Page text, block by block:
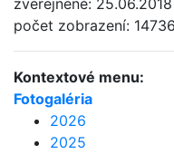
zverejnené: 25.06.2018
počet zobrazení:
Kontextové menu:
Fotogaléria
2026
2025